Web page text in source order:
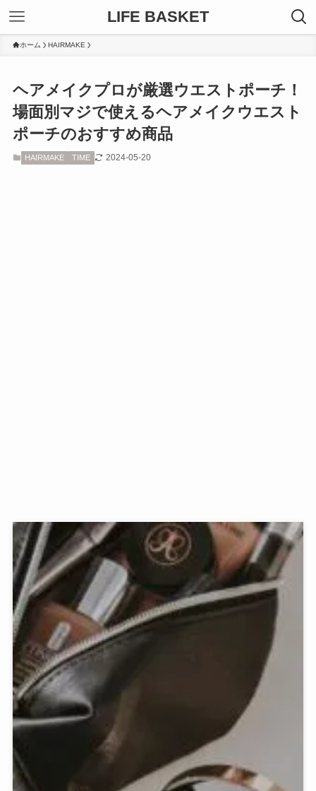
LIFE BASKET
ホーム HAIRMAKE
ヘアメイクプロが厳選ウエストポーチ！
場面別マジで使えるヘアメイクウエスト
ポーチのおすすめ商品
HAIRMAKE TIME 2024-05-20